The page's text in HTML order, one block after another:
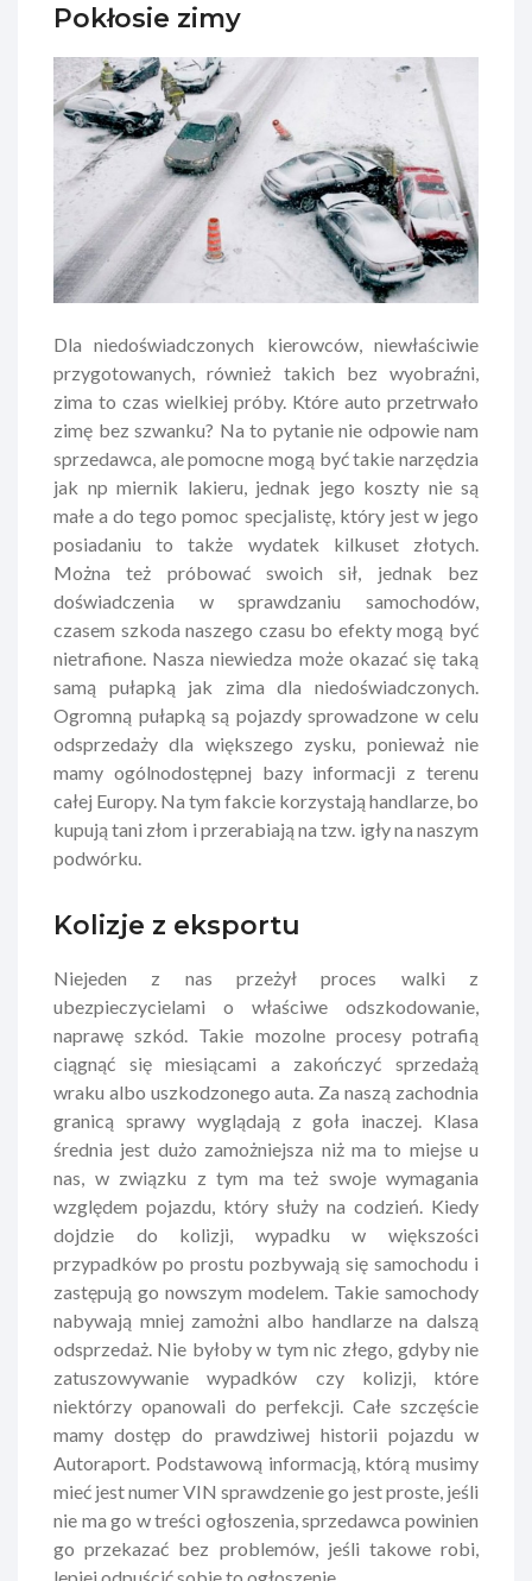
Pokłosie zimy
Dla niedoświadczonych kierowców, niewłaściwie
przygotowanych, również takich bez wyobraźni,
zima to czas wielkiej próby. Które auto przetrwało
zimę bez szwanku? Na to pytanie nie odpowie nam
sprzedawca, ale pomocne mogą być takie narzędzia
jak np miernik lakieru, jednak jego koszty nie są
małe a do tego pomoc specjalistę, który jest w jego
posiadaniu to także wydatek kilkuset złotych.
Można też próbować swoich sił, jednak bez
doświadczenia w sprawdzaniu samochodów,
czasem szkoda naszego czasu bo efekty mogą być
nietrafione. Nasza niewiedza może okazać się taką
samą pułapką jak zima dla niedoświadczonych.
Ogromną pułapką są pojazdy sprowadzone w celu
odsprzedaży dla większego zysku, ponieważ nie
mamy ogólnodostępnej bazy informacji z terenu
całej Europy. Na tym fakcie korzystają handlarze, bo
kupują tani złom i przerabiają na tzw. igły na naszym
podwórku.
Kolizje z eksportu
Niejeden z nas przeżył proces walki z
ubezpieczycielami o właściwe odszkodowanie,
naprawę szkód. Takie mozolne procesy potrafią
ciągnąć się miesiącami a zakończyć sprzedażą
wraku albo uszkodzonego auta. Za naszą zachodnia
granicą sprawy wyglądają z goła inaczej. Klasa
średnia jest dużo zamożniejsza niż ma to miejse u
nas, w związku z tym ma też swoje wymagania
względem pojazdu, który służy na codzień. Kiedy
dojdzie do kolizji, wypadku w większości
przypadków po prostu pozbywają się samochodu i
zastępują go nowszym modelem. Takie samochody
nabywają mniej zamożni albo handlarze na dalszą
odsprzedaż. Nie byłoby w tym nic złego, gdyby nie
zatuszowywanie wypadków czy kolizji, które
niektórzy opanowali do perfekcji. Całe szczęście
mamy dostęp do prawdziwej historii pojazdu w
Autoraport . Podstawową informacją, którą musimy
mieć jest numer VIN sprawdzenie go jest proste, jeśli
nie ma go w treści ogłoszenia, sprzedawca powinien
go przekazać bez problemów, jeśli takowe robi,
lepiej odpuścić sobie to ogłoszenie.